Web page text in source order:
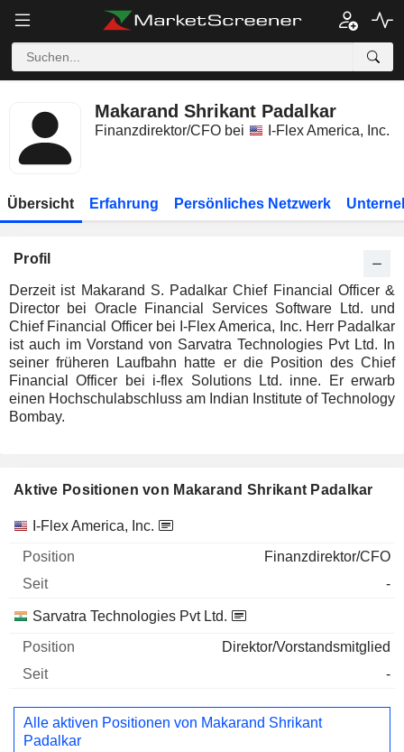
Makarand Shrikant Padalkar
Finanzdirektor/CFO bei I-Flex America, Inc.
Übersicht Erfahrung Persönliches Netzwerk
Profil
Derzeit ist Makarand S. Padalkar Chief Financial Officer &
Director bei Oracle Financial Services Software Ltd. und
Chief Financial Officer bei I-Flex America, Inc. Herr Padalkar
ist auch im Vorstand von Sarvatra Technologies Pvt Ltd. In
seiner früheren Laufbahn hatte er die Position des Chief
Financial Officer bei i-flex Solutions Ltd. inne. Er erwarb
einen Hochschulabschluss am Indian Institute of Technology
Bombay.
Aktive Positionen von Makarand Shrikant Padalkar
Unternehmen Position Beginn
I-Flex America, Inc.
Finanzdirektor/CFO
-
Sarvatra Technologies Pvt Ltd.
Direktor/Vorstandsmitglied
-
Alle aktiven Positionen von Makarand Shrikant
Padalkar